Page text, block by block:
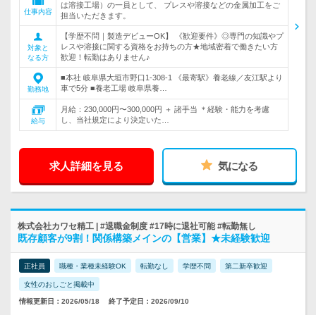
仕事内容
は溶接工場）の一員として、 プレスや溶接などの金属加工をご
担当いただきます。
対象と
なる方
【学歴不問｜製造デビューOK】 《歓迎要件》◎専門の知識やプ
レスや溶接に関する資格をお持ちの方★地域密着で働きたい方
歓迎！転勤はありません♪
勤務地
■本社 岐阜県大垣市野口1-308-1 《最寄駅》養老線／友江駅より
車で5分 ■養老工場 岐阜県養…
給与
月給：230,000円〜300,000円 ＋ 諸手当 ＊経験・能力を考慮
し、当社規定により決定いた…
求人詳細を見る 気になる
株式会社カワセ精工 | #退職金制度 #17時に退社可能 #転勤無し
既存顧客が9割！関係構築メインの【営業】★未経験歓迎
正社員 職種・業種未経験OK 転勤なし 学歴不問 第二新卒歓迎
女性のおしごと掲載中
情報更新日：2026/05/18 終了予定日：2026/09/10